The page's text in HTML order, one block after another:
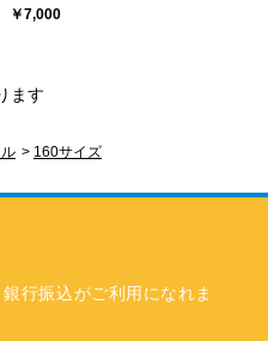
￥7,000
ます
> 160サイズ
行振込がご利用になれま